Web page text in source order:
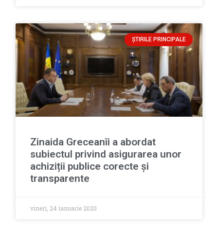
ȘTIRILE PRINCIPALE
Zinaida Greceanîi a abordat
subiectul privind asigurarea unor
achiziții publice corecte și
transparente
vineri, 24 ianuarie 2020